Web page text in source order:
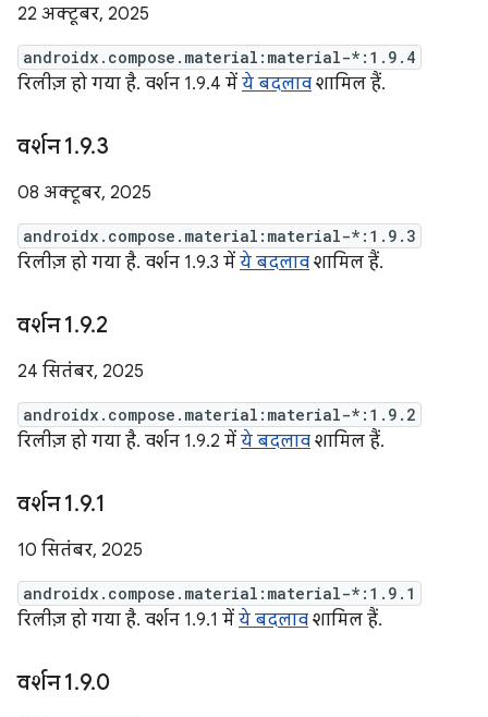
22 अक्टूबर, 2025
androidx.compose.material:material-*:1.9.4
रिलीज़ हो गया है. वर्शन 1.9.4 में ये बदलाव शामिल हैं.
वर्शन 1.9.3
08 अक्टूबर, 2025
androidx.compose.material:material-*:1.9.3
रिलीज़ हो गया है. वर्शन 1.9.3 में ये बदलाव शामिल हैं.
वर्शन 1.9.2
24 सितंबर, 2025
androidx.compose.material:material-*:1.9.2
रिलीज़ हो गया है. वर्शन 1.9.2 में ये बदलाव शामिल हैं.
वर्शन 1.9.1
10 सितंबर, 2025
androidx.compose.material:material-*:1.9.1
रिलीज़ हो गया है. वर्शन 1.9.1 में ये बदलाव शामिल हैं.
वर्शन 1.9.0